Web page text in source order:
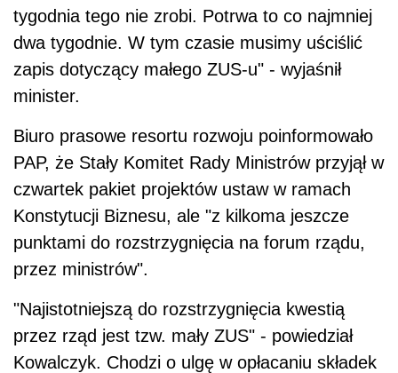
tygodnia tego nie zrobi. Potrwa to co najmniej
dwa tygodnie. W tym czasie musimy uściślić
zapis dotyczący małego ZUS-u" - wyjaśnił
minister.
Biuro prasowe resortu rozwoju poinformowało
PAP, że Stały Komitet Rady Ministrów przyjął w
czwartek pakiet projektów ustaw w ramach
Konstytucji Biznesu, ale "z kilkoma jeszcze
punktami do rozstrzygnięcia na forum rządu,
przez ministrów".
"Najistotniejszą do rozstrzygnięcia kwestią
przez rząd jest tzw. mały ZUS" - powiedział
Kowalczyk. Chodzi o ulgę w opłacaniu składek